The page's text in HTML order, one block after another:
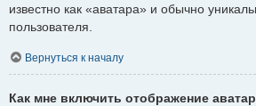
известно как «аватара» и обычно
пользователя.
Вернуться к началу
Как мне включить отображение